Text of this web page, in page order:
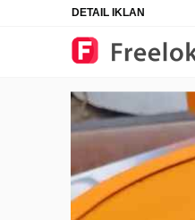
DETAIL IKLAN